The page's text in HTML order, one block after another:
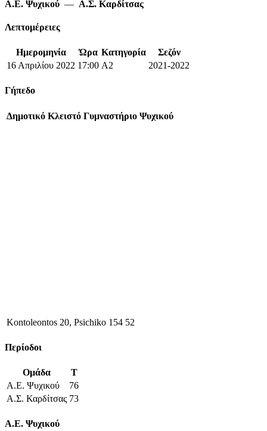
Α.Ε. Ψυχικού — Α.Σ. Καρδίτσας
Λεπτομέρειες
Ημερομηνία Ώρα Κατηγορία
Σεζόν
16 Απριλίου 2022 17:00 A2 2021-2022
Γήπεδο
Δημοτικό Κλειστό Γυμναστήριο Ψυχικού
Kontoleontos 20, Psichiko 154 52
Περίοδοι
Ομάδα
T
Α.Ε. Ψυχικού
76
Α.Σ. Καρδίτσας 73
Α.Ε. Ψυχικού